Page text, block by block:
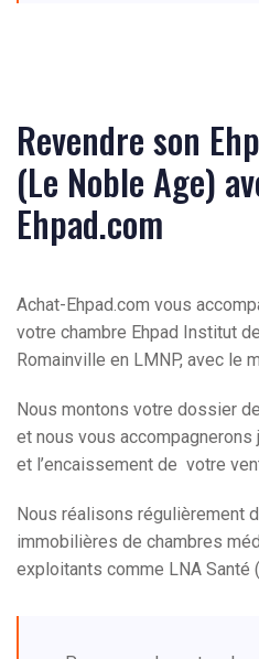
Revendre son
(Le Noble Age)
Ehpad.com
Achat-Ehpad.com vous
votre chambre Ehpad Institut
Romainville en LMNP, avec le
Nous montons votre dossier
et nous vous accompagnerons
et l’encaissement de votre
Nous réalisons régulièrement
immobilières de chambres
exploitants comme LNA Santé